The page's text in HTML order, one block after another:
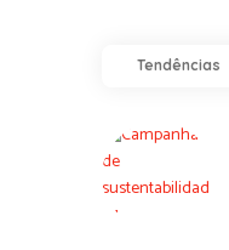
Tendências